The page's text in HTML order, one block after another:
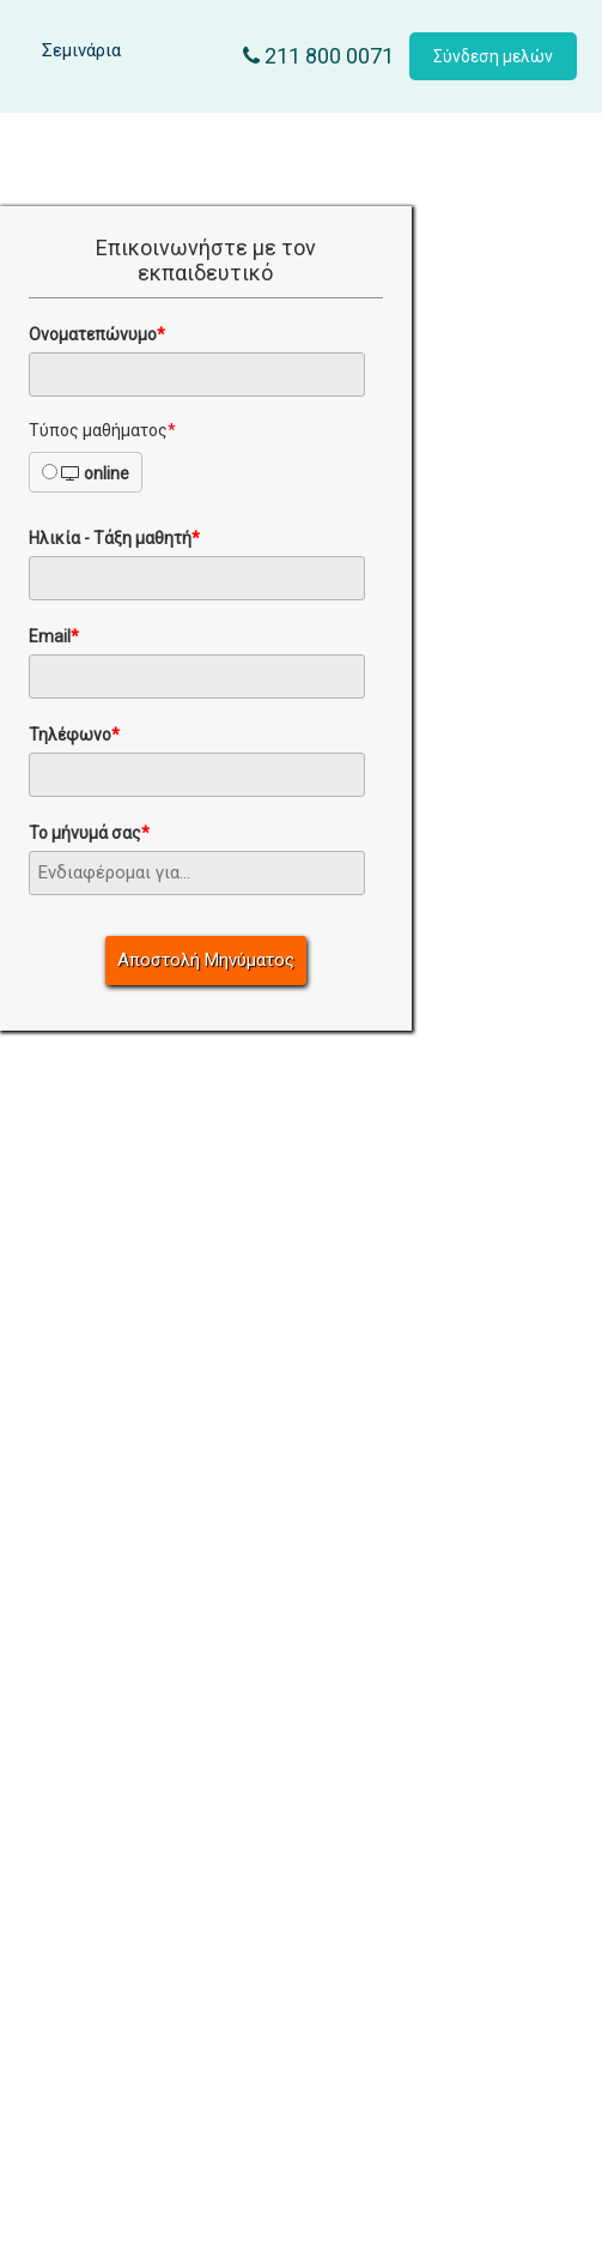
Σεμινάρια 211 800 0071 Σύνδεση μελών
Επικοινωνήστε με τον
εκπαιδευτικό
Ονοματεπώνυμο*
Τύπος μαθήματος*
online
Ηλικία - Τάξη μαθητή*
Email*
Τηλέφωνο*
Το μήνυμά σας*